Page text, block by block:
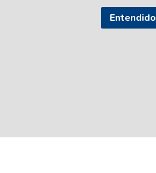
Entendido